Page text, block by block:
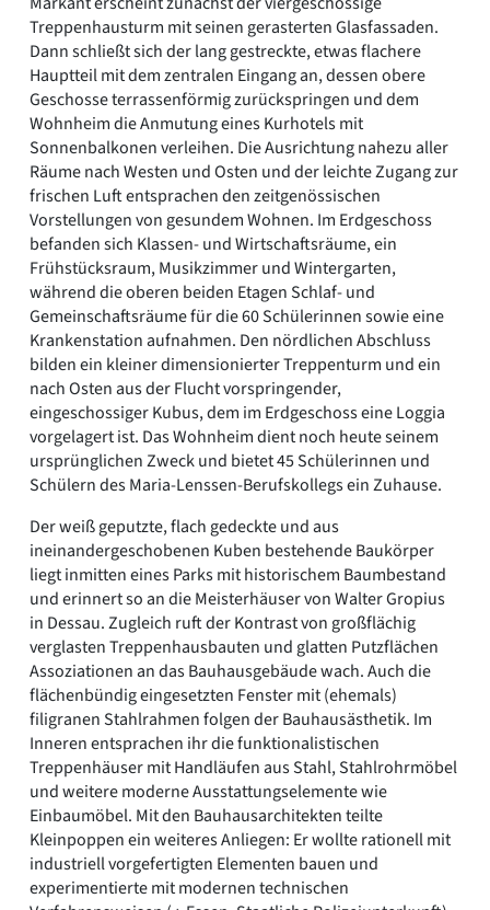
Treppenhausturm mit seinen gerasterten Glasfassaden.
Dann schließt sich der lang gestreckte, etwas flachere
Hauptteil mit dem zentralen Eingang an, dessen obere
Geschosse terrassenförmig zurückspringen und dem
Wohnheim die Anmutung eines Kurhotels mit
Sonnenbalkonen verleihen. Die Ausrichtung nahezu aller
Räume nach Westen und Osten und der leichte Zugang zur
frischen Luft entsprachen den zeitgenössischen
Vorstellungen von gesundem Wohnen. Im Erdgeschoss
befanden sich Klassen- und Wirtschaftsräume, ein
Frühstücksraum, Musikzimmer und Wintergarten,
während die oberen beiden Etagen Schlaf- und
Gemeinschaftsräume für die 60 Schülerinnen sowie eine
Krankenstation aufnahmen. Den nördlichen Abschluss
bilden ein kleiner dimensionierter Treppenturm und ein
nach Osten aus der Flucht vorspringender,
eingeschossiger Kubus, dem im Erdgeschoss eine Loggia
vorgelagert ist. Das Wohnheim dient noch heute seinem
ursprünglichen Zweck und bietet 45 Schülerinnen und
Schülern des Maria-Lenssen-Berufskollegs ein Zuhause.
Der weiß geputzte, flach gedeckte und aus
ineinandergeschobenen Kuben bestehende Baukörper
liegt inmitten eines Parks mit historischem Baumbestand
und erinnert so an die Meisterhäuser von Walter Gropius
in Dessau. Zugleich ruft der Kontrast von großflächig
verglasten Treppenhausbauten und glatten Putzflächen
Assoziationen an das Bauhausgebäude wach. Auch die
flächenbündig eingesetzten Fenster mit (ehemals)
filigranen Stahlrahmen folgen der Bauhausästhetik. Im
Inneren entsprachen ihr die funktionalistischen
Treppenhäuser mit Handläufen aus Stahl, Stahlrohrmöbel
und weitere moderne Ausstattungselemente wie
Einbaumöbel. Mit den Bauhausarchitekten teilte
Kleinpoppen ein weiteres Anliegen: Er wollte rationell mit
industriell vorgefertigten Elementen bauen und
experimentierte mit modernen technischen